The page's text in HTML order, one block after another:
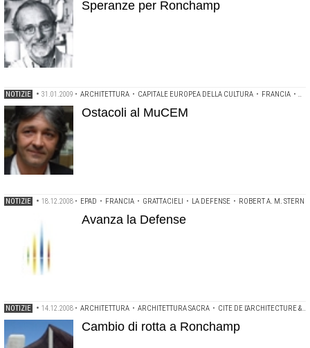
Speranze per Ronchamp
NOTIZIE • 31.01.2009 • ARCHITETTURA • CAPITALE EUROPEA DELLA CULTURA • FRANCIA •
Ostacoli al MuCEM
NOTIZIE • 18.12.2008 • EPAD • FRANCIA • GRATTACIELI • LA DEFENSE • ROBERT A. M. STERN
Avanza la Defense
NOTIZIE • 14.12.2008 • ARCHITETTURA • ARCHITETTURA SACRA • CITE DE L'ARCHITECTURE & DU PATRIMOINE
Cambio di rotta a Ronchamp